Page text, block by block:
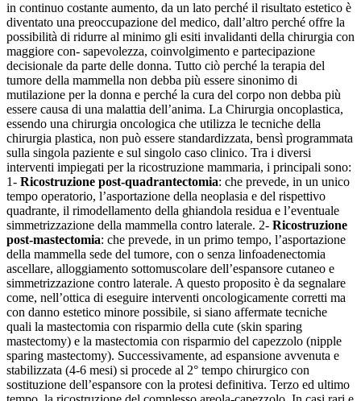
in continuo costante aumento, da un lato perché il risultato estetico è
diventato una preoccupazione del medico, dall’altro perché offre la
possibilità di ridurre al minimo gli esiti invalidanti della chirurgia con
maggiore con- sapevolezza, coinvolgimento e partecipazione
decisionale da parte delle donna. Tutto ciò perché la terapia del
tumore della mammella non debba più essere sinonimo di
mutilazione per la donna e perché la cura del corpo non debba più
essere causa di una malattia dell’anima. La Chirurgia oncoplastica,
essendo una chirurgia oncologica che utilizza le tecniche della
chirurgia plastica, non può essere standardizzata, bensì programmata
sulla singola paziente e sul singolo caso clinico. Tra i diversi
interventi impiegati per la ricostruzione mammaria, i principali sono:
1- Ricostruzione post-quadrantectomia: che prevede, in un unico
tempo operatorio, l’asportazione della neoplasia e del rispettivo
quadrante, il rimodellamento della ghiandola residua e l’eventuale
simmetrizzazione della mammella contro laterale. 2- Ricostruzione
post-mastectomia: che prevede, in un primo tempo, l’asportazione
della mammella sede del tumore, con o senza linfoadenectomia
ascellare, alloggiamento sottomuscolare dell’espansore cutaneo e
simmetrizzazione contro laterale. A questo proposito è da segnalare
come, nell’ottica di eseguire interventi oncologicamente corretti ma
con danno estetico minore possibile, si siano affermate tecniche
quali la mastectomia con risparmio della cute (skin sparing
mastectomy) e la mastectomia con risparmio del capezzolo (nipple
sparing mastectomy). Successivamente, ad espansione avvenuta e
stabilizzata (4-6 mesi) si procede al 2° tempo chirurgico con
sostituzione dell’espansore con la protesi definitiva. Terzo ed ultimo